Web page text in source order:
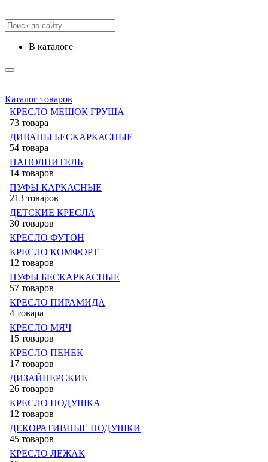
в каталоге
Каталог товаров
КРЕСЛО МЕШОК ГРУША
73 товара
ДИВАНЫ БЕСКАРКАСНЫЕ
54 товара
НАПОЛНИТЕЛЬ
14 товаров
ПУФЫ КАРКАСНЫЕ
213 товаров
ДЕТСКИЕ КРЕСЛА
30 товаров
КРЕСЛО ФУТОН
КРЕСЛО КОМФОРТ
12 товаров
ПУФЫ БЕСКАРКАСНЫЕ
57 товаров
КРЕСЛО ПИРАМИДА
4 товара
КРЕСЛО МЯЧ
15 товаров
КРЕСЛО ПЕНЕК
17 товаров
ДИЗАЙНЕРСКИЕ
26 товаров
КРЕСЛО ПОДУШКА
12 товаров
ДЕКОРАТИВНЫЕ ПОДУШКИ
45 товаров
КРЕСЛО ЛЕЖАК